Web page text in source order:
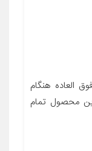
العاده هنگام
محصول تمام